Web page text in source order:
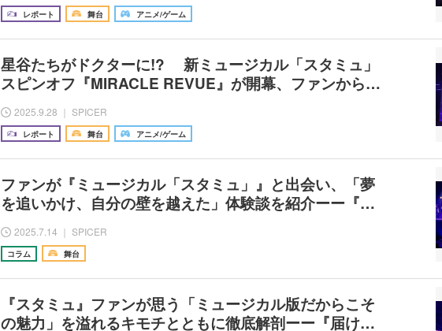
レポート 舞台 アニメ/ゲーム
星谷たちがドクターに!? 新ミュージカル「スタミュ」
スピンオフ『MIRACLE REVUE』が開幕、ファンから…
2025.9.28 ｜ SPICER
レポート 舞台 アニメ/ゲーム
ファンが『ミュージカル「スタミュ」』と出会い、「夢
を追いかけ、自分の壁を越えた」体験談を紹介ーー『…
2025.7.14 ｜ SPICER
コラム 舞台
『スタミュ』ファンが思う「ミュージカル版だからこそ
の魅力」を溢れるキモチとともに徹底解剖ーー『届け…